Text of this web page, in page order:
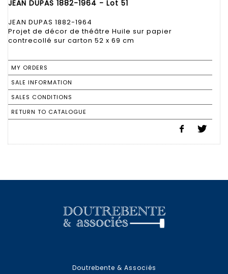
JEAN DUPAS 1882-1964 - Lot 51
JEAN DUPAS 1882-1964
Projet de décor de théâtre Huile sur papier
contrecollé sur carton 52 x 69 cm
MY ORDERS
SALE INFORMATION
SALES CONDITIONS
RETURN TO CATALOGUE
Doutrebente & Associés